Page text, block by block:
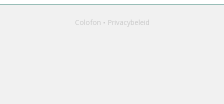
Colofon Privacybeleid